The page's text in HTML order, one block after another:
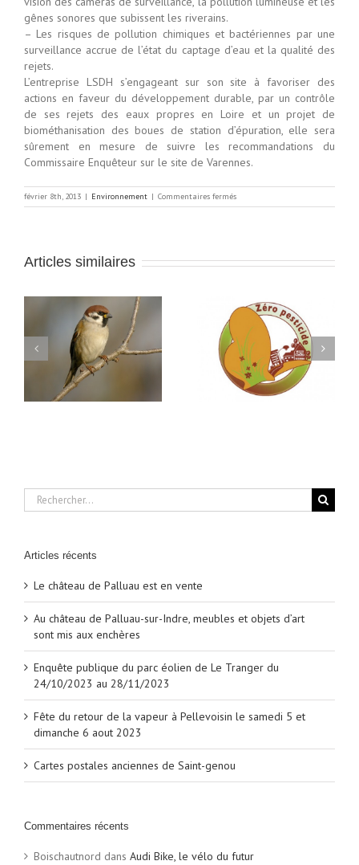
gênes sonores que subissent les riverains.
– Les risques de pollution chimiques et bactériennes par une
surveillance accrue de l’état du captage d’eau et la qualité des
rejets.
L’entreprise LSDH s’engageant sur son site à favoriser des
actions en faveur du développement durable, par un contrôle
de ses rejets des eaux propres en Loire et un projet de
biométhanisation des boues de station d’épuration, elle sera
sûrement en mesure de suivre les recommandations du
Commissaire Enquêteur sur le site de Varennes.
février 8th, 2013 | Environnement | Commentaires ferméssur
Résultat
la
sur
Fouzon
Articles similaires
Interdiction des
produits
phytosanitaires en
Zones Non Agricoles
Consultation relative à
la mise sur le marché
et à l’utilisation des
produits
phytopharmaceutiques
Rechercher:
Articles récents
Le château de Palluau est en vente
Au château de Palluau-sur-Indre, meubles et objets d’art
sont mis aux enchères
Enquête publique du parc éolien de Le Tranger du
24/10/2023 au 28/11/2023
Fête du retour de la vapeur à Pellevoisin le samedi 5 et
dimanche 6 aout 2023
Cartes postales anciennes de Saint-genou
Commentaires récents
Boischautnord dans Audi Bike, le vélo du futur